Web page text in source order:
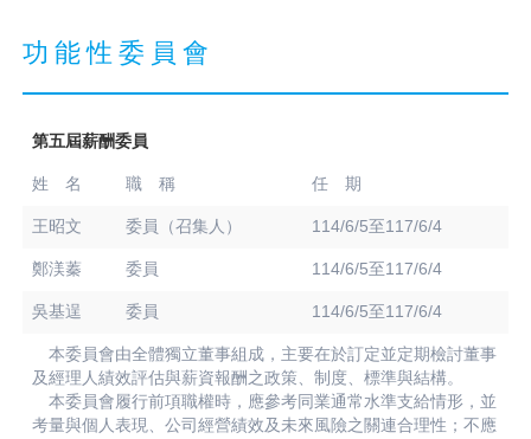
功能性委員會
第五屆薪酬委員
姓 名 職 稱 任 期
王昭文 委員（召集人） 114/6/5至117/6/4
鄭渼蓁 委員 114/6/5至117/6/4
吳基逞 委員 114/6/5至117/6/4
本委員會由全體獨立董事組成，主要在於訂定並定期檢討董事
及經理人績效評估與薪資報酬之政策、制度、標準與結構。
本委員會履行前項職權時，應參考同業通常水準支給情形，並
考量與個人表現、公司經營績效及未來風險之關連合理性；不應